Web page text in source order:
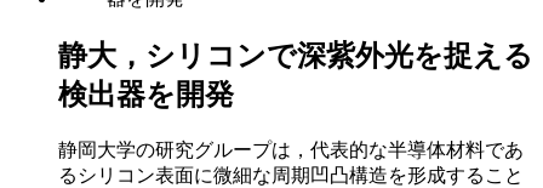
静大，シリコンで深紫外光を捉える
検出器を開発
静岡大学の研究グループは，代表的な半導体材料であ
るシリコン表面に微細な周期凹凸構造を形成すること